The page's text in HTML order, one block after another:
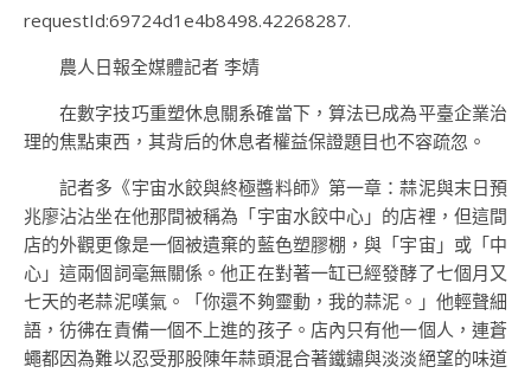
requestId:69724d1e4b8498.42268287.
農人日報全媒體記者 李婧
在數字技巧重塑休息關系確當下，算法已成為平臺企業治
理的焦點東西，其背后的休息者權益保證題目也不容疏忽。
記者多《宇宙水餃與終極醬料師》第一章：蒜泥與末日預
兆廖沾沾坐在他那間被稱為「宇宙水餃中心」的店裡，但這間
店的外觀更像是一個被遺棄的藍色塑膠棚，與「宇宙」或「中
心」這兩個詞毫無關係。他正在對著一缸已經發酵了七個月又
七天的老蒜泥嘆氣。「你還不夠靈動，我的蒜泥。」他輕聲細
語，彷彿在責備一個不上進的孩子。店內只有他一個人，連蒼
蠅都因為難以忍受那股陳年蒜頭混合著鐵鏽與淡淡絕望的味道